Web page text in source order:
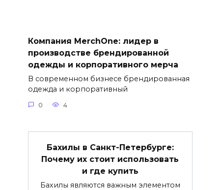
Компания MerchOne: лидер в
производстве брендированной
одежды и корпоративного мерча
В современном бизнесе брендированная
одежда и корпоративный
0 4
Бахилы в Санкт-Петербурге:
Почему их стоит использовать
и где купить
Бахилы являются важным элементом